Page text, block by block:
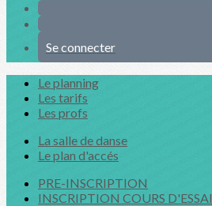
Se connecter
Le planning
Les tarifs
Les profs
La salle de danse
Le plan d'accés
PRE-INSCRIPTION
INSCRIPTION COURS D'ESSAI